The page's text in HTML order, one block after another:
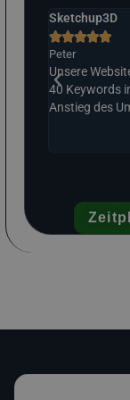
Sketchup3D

Peter
Unsere
40 Keywords
Anstieg des